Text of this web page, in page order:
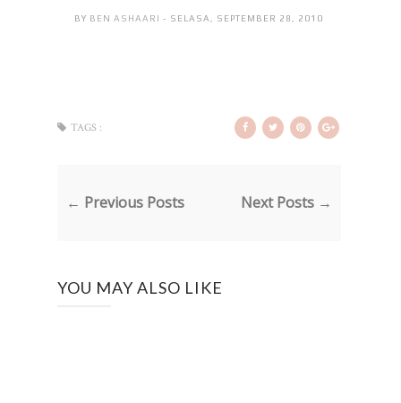
BY BEN ASHAARI- SELASA, SEPTEMBER 28, 2010
TAGS :
← Previous Posts Next Posts →
YOU MAY ALSO LIKE